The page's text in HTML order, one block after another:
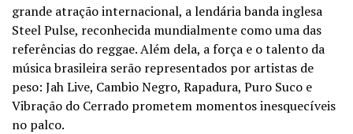
grande atração internacional, a lendária banda inglesa
Steel Pulse, reconhecida mundialmente como uma das
referências do reggae. Além dela, a força e o talento da
música brasileira serão representados por artistas de
peso: Jah Live, Cambio Negro, Rapadura, Puro Suco e
Vibração do Cerrado prometem momentos inesquecíveis
no palco.